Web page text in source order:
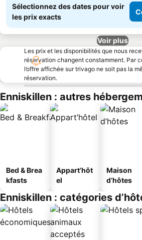
Sélectionnez des dates pour voir
les prix exacts
Voir plus
Les prix et les disponibilités que nous
réservation changent constamment. Par
l’offre affichée sur trivago ne soit pas la
réservation.
Enniskillen : autres
Bed & Brea
kfasts
Appart’hôt
el
Maison
d’hôtes
Enniskillen : catégories